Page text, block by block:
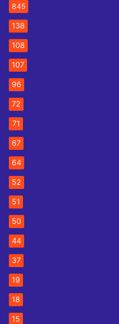
845
138
108
107
96
72
71
67
64
52
51
50
44
37
19
18
15